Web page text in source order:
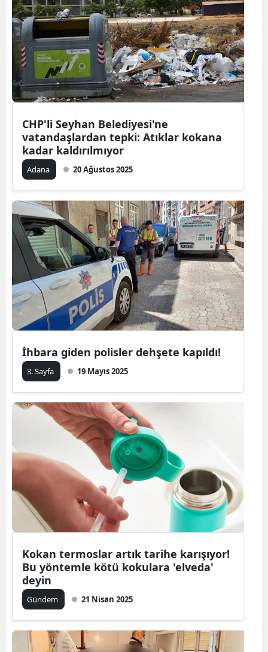
Samsun
Siirt
Sinop
Sivas
Tokat
Tunceli
Şanlıurfa
Uşak
Van
Yozgat
Zonguldak
Karaman
Bartın
Ardahan
Iğdır
Yalova
Osmaniye
CHP'li Seyhan Belediyesi'ne
vatandaşlardan tepki: Atıklar kokana
kadar kaldırılmıyor
Adana 20 Ağustos 2025
İhbara giden polisler dehşete kapıldı!
3. Sayfa 19 Mayıs 2025
Kokan termoslar artık tarihe karışıyor!
Bu yöntemle kötü kokulara 'elveda'
deyin
Gündem 21 Nisan 2025